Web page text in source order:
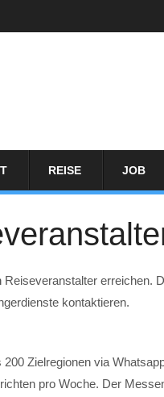
REISE JOB
erreichen.
kontaktieren.
Zielregionen via
pro Woche. Der